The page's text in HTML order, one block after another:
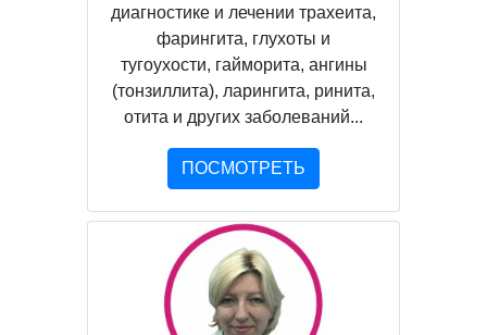
диагностике и лечении трахеита,
фарингита, глухоты и
тугоухости, гайморита, ангины
(тонзиллита), ларингита, ринита,
отита и других заболеваний...
ПОСМОТРЕТЬ